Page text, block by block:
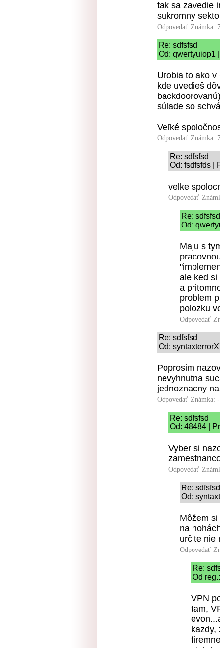
tak sa zavedie
sukromny
Odpovedať Známka:
Re: sdfsfsd
Od: qwertyuiop1
Urobia to ako
kde uvedieš
súlade so
Veľké
Odpovedať Známka:
Re: sdfsfsd
Od: fsdfsfds |
velke
Odpovedať
Re: sdfsfsd
Od:
Maju s
ale ked si
a
problem
polozku
Odpovedať
Re: sdfsfsd
Od:
Poprosim
nevyhnutna
jednoznacny
Odpovedať Známka:
Re: sdfsfsd
Od: 48484 |
Vyber si
Odpovedať
Re: sdfsfsd
Od:
Môžem
na
určite nie
Odpovedať
Re:
Od
VPN
tam,
kazdy,